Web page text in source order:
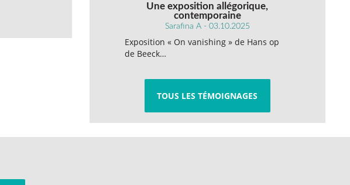
Une exposition allégorique,
contemporaine
Sarafina A - 03.10.2025
Exposition « On vanishing » de Hans op
de Beeck…
TOUS LES TÉMOIGNAGES